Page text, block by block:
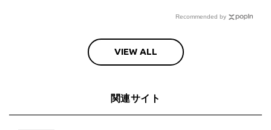
Recommended by
VIEW ALL
関連サイト